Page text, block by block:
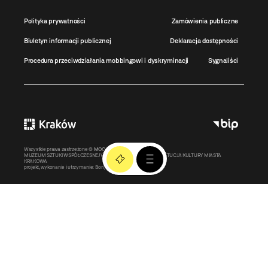
Polityka prywatności Zamówienia publiczne
Biuletyn informacji publicznej Deklaracja dostępności
Procedura przeciwdziałania mobbingowi i dyskryminacji Sygnaliści
Wszystkie prawa zastrzeżone © MOCAK2011-2026
MUZEUM SZTUKI WSPÓŁCZESNEJ W KRAKOWIE MOCAK – INSTYTUCJA KULTURY MIASTA
KRAKOWA
projekt, wykonanie i utrzymanie: Bonjour.pl